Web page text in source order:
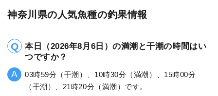
神奈川県の人気魚種の釣果情報
本日（2026年8月6日）の満潮と干潮の時間はい
つですか？
03時59分（干潮）、10時30分（満潮）、15時00分
（干潮）、21時20分（満潮）です。